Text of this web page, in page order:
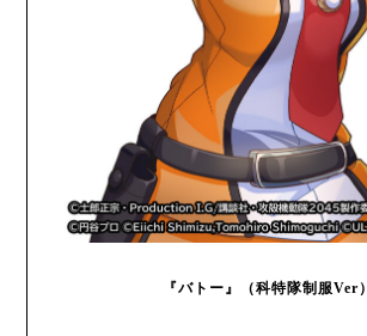
『バトー』（科特隊制服Ver）